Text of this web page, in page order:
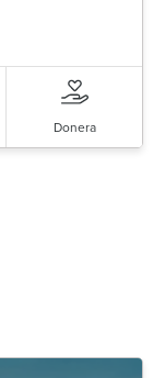
Donera